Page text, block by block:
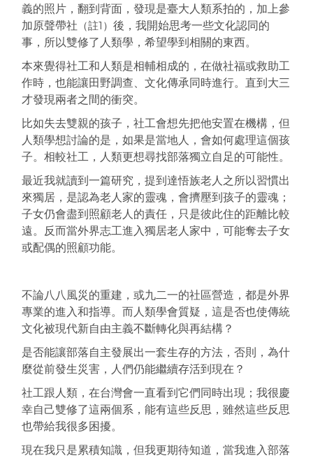
義的照片，翻到背面，發現是臺大人類系拍的，加上參
加原聲帶社 （註1）後，我開始思考一些文化認同的
事，所以雙修了人類學，希望學到相關的東西。
本來覺得社工和人類是相輔相成的，在做社福或救助工
作時，也能讓田野調查、文化傳承同時進行。直到大三
才發現兩者之間的衝突。
比如失去雙親的孩子，社工會想先把他安置在機構，但
人類學想討論的是，如果是當地人，會如何處理這個孩
子。相較社工，人類更想尋找部落獨立自足的可能性。
最近我就讀到一篇研究，提到達悟族老人之所以習慣出
來獨居，是認為老人家的靈魂，會擠壓到孩子的靈魂；
子女仍會盡到照顧老人的責任，只是彼此住的距離比較
遠。反而當外界志工進入獨居老人家中，可能奪去子女
或配偶的照顧功能。
不論八八風災的重建，或九二一的社區營造，都是外界
專業的進入和指導。而人類學會質疑，這是否也使傳統
文化被現代新自由主義不斷轉化與再結構？
是否能讓部落自主發展出一套生存的方法，否則，為什
麼從前發生災害，人們仍能繼續存活到現在？
社工跟人類，在台灣會一直看到它們同時出現；我很慶
幸自己雙修了這兩個系，能有這些反思，雖然這些反思
也帶給我很多困擾。
現在我只是累積知識，但我更期待知道，當我進入部落